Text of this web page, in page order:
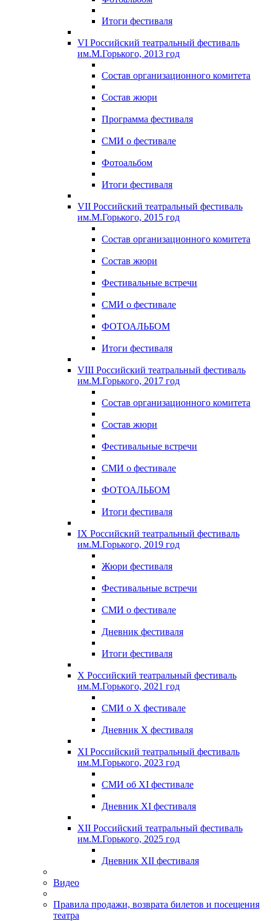
Итоги фестиваля
VI Российский театральный фестиваль
им.М.Горького, 2013 год
Состав организационного комитета
Состав жюри
Программа фестиваля
СМИ о фестивале
Фотоальбом
Итоги фестиваля
VII Российский театральный фестиваль
им.М.Горького, 2015 год
Состав организационного комитета
Состав жюри
Фестивальные встречи
СМИ о фестивале
ФОТОАЛЬБОМ
Итоги фестиваля
VIII Российский театральный фестиваль
им.М.Горького, 2017 год
Состав организационного комитета
Состав жюри
Фестивальные встречи
СМИ о фестивале
ФОТОАЛЬБОМ
Итоги фестиваля
IX Российский театральный фестиваль
им.М.Горького, 2019 год
Жюри фестиваля
Фестивальные встречи
СМИ о фестивале
Дневник фестиваля
Итоги фестиваля
X Российский театральный фестиваль
им.М.Горького, 2021 год
СМИ о X фестивале
Дневник X фестиваля
XI Российский театральный фестиваль
им.М.Горького, 2023 год
СМИ об XI фестивале
Дневник XI фестиваля
XII Российский театральный фестиваль
им.М.Горького, 2025 год
Дневник XII фестиваля
Видео
Правила продажи, возврата билетов и посещения
театра